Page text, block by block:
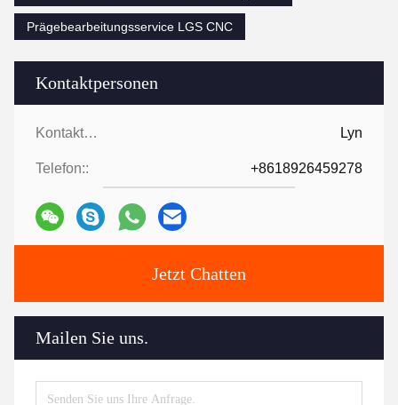
Kontaktpersonen
Kontaktpersonen: Lyn
Telefon:: +8618926459278
Jetzt Chatten
Mailen Sie uns.
Prägebearbeitungsservice LGS CNC